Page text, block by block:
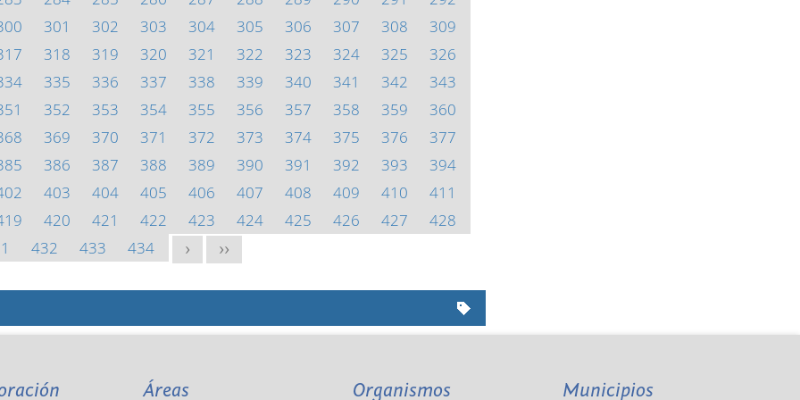
301 302 303 304 305 306 307 308
309
318 319 320 321 322 323 324 325
326
335 336 337 338 339 340 341 342
343
352 353 354 355 356 357 358 359
360
369 370 371 372 373 374 375 376
377
386 387 388 389 390 391 392 393
394
403 404 405 406 407 408 409 410
411
420 421 422 423 424 425 426 427
428
432 433 434 > >>
Áreas Organismos Municipios